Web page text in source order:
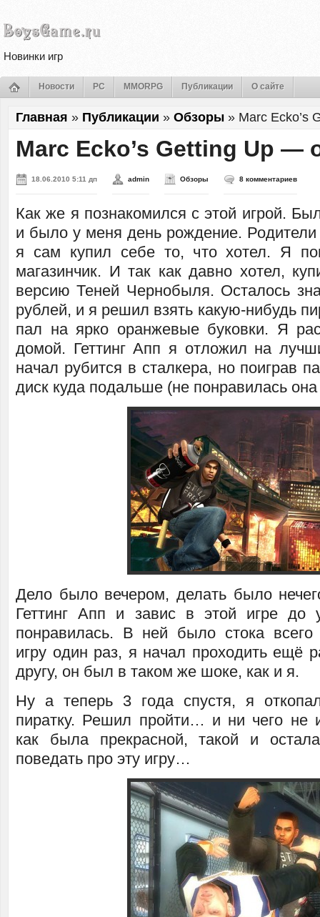
Новинки игр
Новости PC MMORPG Публикации О сайте
Главная » Публикации » Обзоры » Marc Ecko’s
Marc Ecko’s Getting Up —
18.06.2010 5:11 дп admin Обзоры 8 комментариев
Как же я познакомился с этой игрой.
и было у меня день рождение. Родители
я сам купил себе то, что хотел. Я
магазинчик. И так как давно хотел,
версию Теней Чернобыля. Осталось
рублей, и я решил взять какую-нибудь
пал на ярко оранжевые буковки. Я
домой. Геттинг Апп я отложил на
начал рубится в сталкера, но поиграв
диск куда подальше (не понравилась
Дело было вечером, делать было
Геттинг Апп и завис в этой игре до
понравилась. В ней было стока
игру один раз, я начал проходить ещё
другу, он был в таком же шоке, как и я.
Ну а теперь 3 года спустя, я
пиратку. Решил пройти… и ни чего не
как была прекрасной, такой и
поведать про эту игру…